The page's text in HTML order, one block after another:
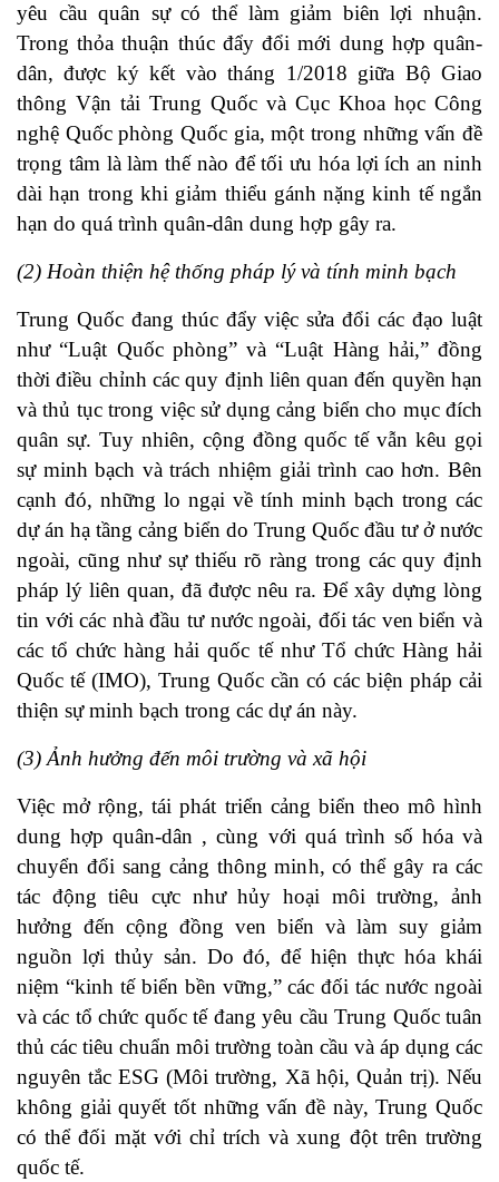
yêu cầu quân sự có thể làm giảm biên lợi nhuận.
Trong thỏa thuận thúc đẩy đổi mới dung hợp quân-
dân, được ký kết vào tháng 1/2018 giữa Bộ Giao
thông Vận tải Trung Quốc và Cục Khoa học Công
nghệ Quốc phòng Quốc gia, một trong những vấn đề
trọng tâm là làm thế nào để tối ưu hóa lợi ích an ninh
dài hạn trong khi giảm thiểu gánh nặng kinh tế ngắn
hạn do quá trình quân-dân dung hợp gây ra.
(2) Hoàn thiện hệ thống pháp lý và tính minh bạch
Trung Quốc đang thúc đẩy việc sửa đổi các đạo luật
như “Luật Quốc phòng” và “Luật Hàng hải,” đồng
thời điều chỉnh các quy định liên quan đến quyền hạn
và thủ tục trong việc sử dụng cảng biển cho mục đích
quân sự. Tuy nhiên, cộng đồng quốc tế vẫn kêu gọi
sự minh bạch và trách nhiệm giải trình cao hơn. Bên
cạnh đó, những lo ngại về tính minh bạch trong các
dự án hạ tầng cảng biển do Trung Quốc đầu tư ở nước
ngoài, cũng như sự thiếu rõ ràng trong các quy định
pháp lý liên quan, đã được nêu ra. Để xây dựng lòng
tin với các nhà đầu tư nước ngoài, đối tác ven biển và
các tổ chức hàng hải quốc tế như Tổ chức Hàng hải
Quốc tế (IMO), Trung Quốc cần có các biện pháp cải
thiện sự minh bạch trong các dự án này.
(3) Ảnh hưởng đến môi trường và xã hội
Việc mở rộng, tái phát triển cảng biển theo mô hình
dung hợp quân-dân , cùng với quá trình số hóa và
chuyển đổi sang cảng thông minh, có thể gây ra các
tác động tiêu cực như hủy hoại môi trường, ảnh
hưởng đến cộng đồng ven biển và làm suy giảm
nguồn lợi thủy sản. Do đó, để hiện thực hóa khái
niệm “kinh tế biển bền vững,” các đối tác nước ngoài
và các tổ chức quốc tế đang yêu cầu Trung Quốc tuân
thủ các tiêu chuẩn môi trường toàn cầu và áp dụng các
nguyên tắc ESG (Môi trường, Xã hội, Quản trị). Nếu
không giải quyết tốt những vấn đề này, Trung Quốc
có thể đối mặt với chỉ trích và xung đột trên trường
quốc tế.